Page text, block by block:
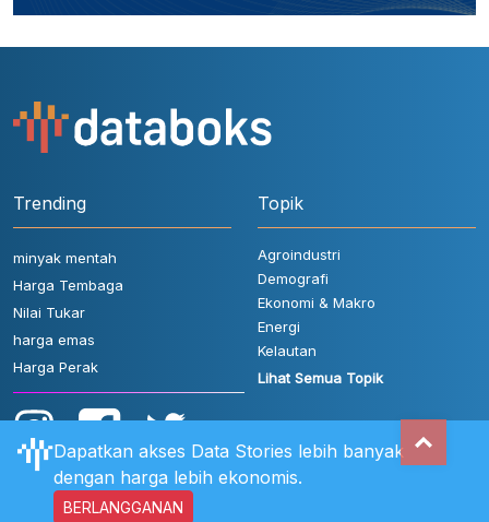
Trending
minyak mentah
Harga Tembaga
Nilai Tukar
harga emas
Harga Perak
Topik
Agroindustri
Demografi
Ekonomi & Makro
Energi
Kelautan
Lihat Semua Topik
Aturan Pengguna Hubungi Kami
Dapatkan akses Data Stories lebih banyak
dengan harga lebih ekonomis.
BERLANGGANAN